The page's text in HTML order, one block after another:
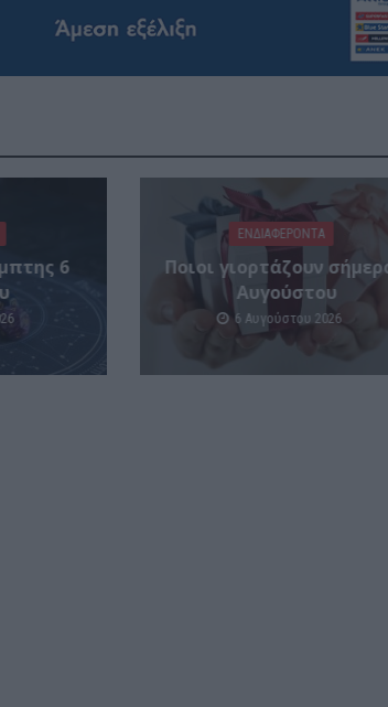
6
ΕΝΔΙΑΦΕΡΟΝΤΑ
Ποιοι γιορτάζουν
Αυγούστου
6 Αυγούστου 2026